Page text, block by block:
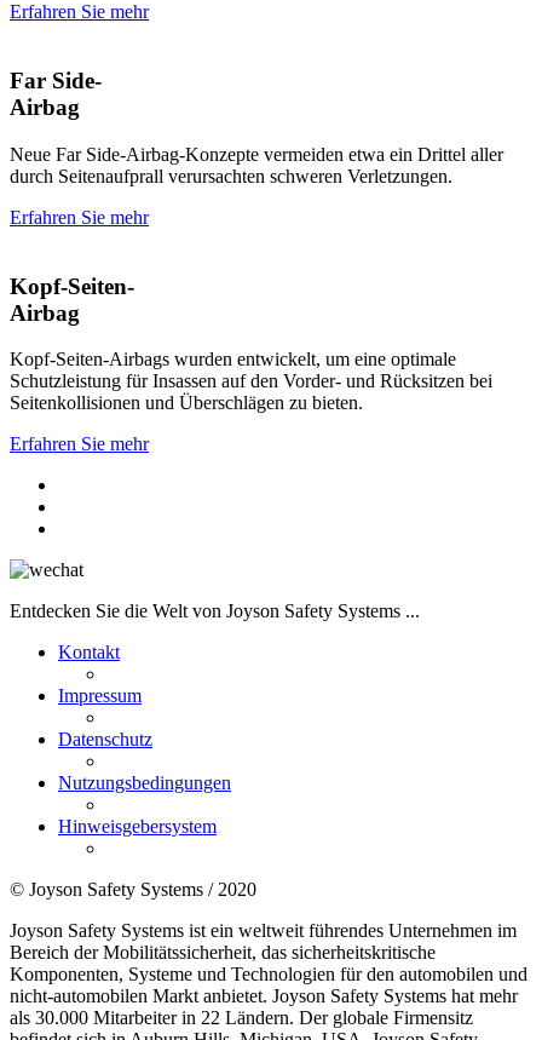
Erfahren Sie mehr
Far Side-
Airbag
Neue Far Side-Airbag-Konzepte vermeiden etwa ein Drittel aller
durch Seitenaufprall verursachten schweren Verletzungen.
Erfahren Sie mehr
Kopf-Seiten-
Airbag
Kopf-Seiten-Airbags wurden entwickelt, um eine optimale
Schutzleistung für Insassen auf den Vorder- und Rücksitzen bei
Seitenkollisionen und Überschlägen zu bieten.
Erfahren Sie mehr
Entdecken Sie die Welt von Joyson Safety Systems ...
Kontakt
Impressum
Datenschutz
Nutzungsbedingungen
Hinweisgebersystem
© Joyson Safety Systems / 2020
Joyson Safety Systems ist ein weltweit führendes Unternehmen im
Bereich der Mobilitätssicherheit, das sicherheitskritische
Komponenten, Systeme und Technologien für den automobilen und
nicht-automobilen Markt anbietet. Joyson Safety Systems hat mehr
als 30.000 Mitarbeiter in 22 Ländern. Der globale Firmensitz